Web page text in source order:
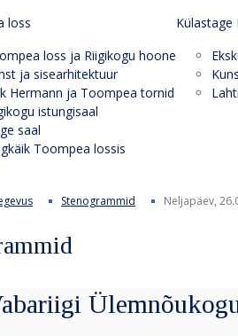
loss
loss ja Riigikogu hoone
ja sisearhitektuur
Hermann ja Toompea tornid
istungisaal
saal
Toompea lossis
Külastage
Stenogrammid Neljapäev,